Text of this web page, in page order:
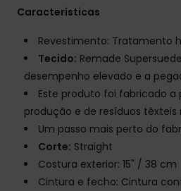
Características
Revestimento: Tratamento
Tecido: Remade
desempenho elevado e a
Este produto foi fabricado a
produção e de resíduos têxteis
Um passo mais perto do
Corte: Straight
Costura exterior: 15" / 38 cm
Cintura e fecho: Cintura